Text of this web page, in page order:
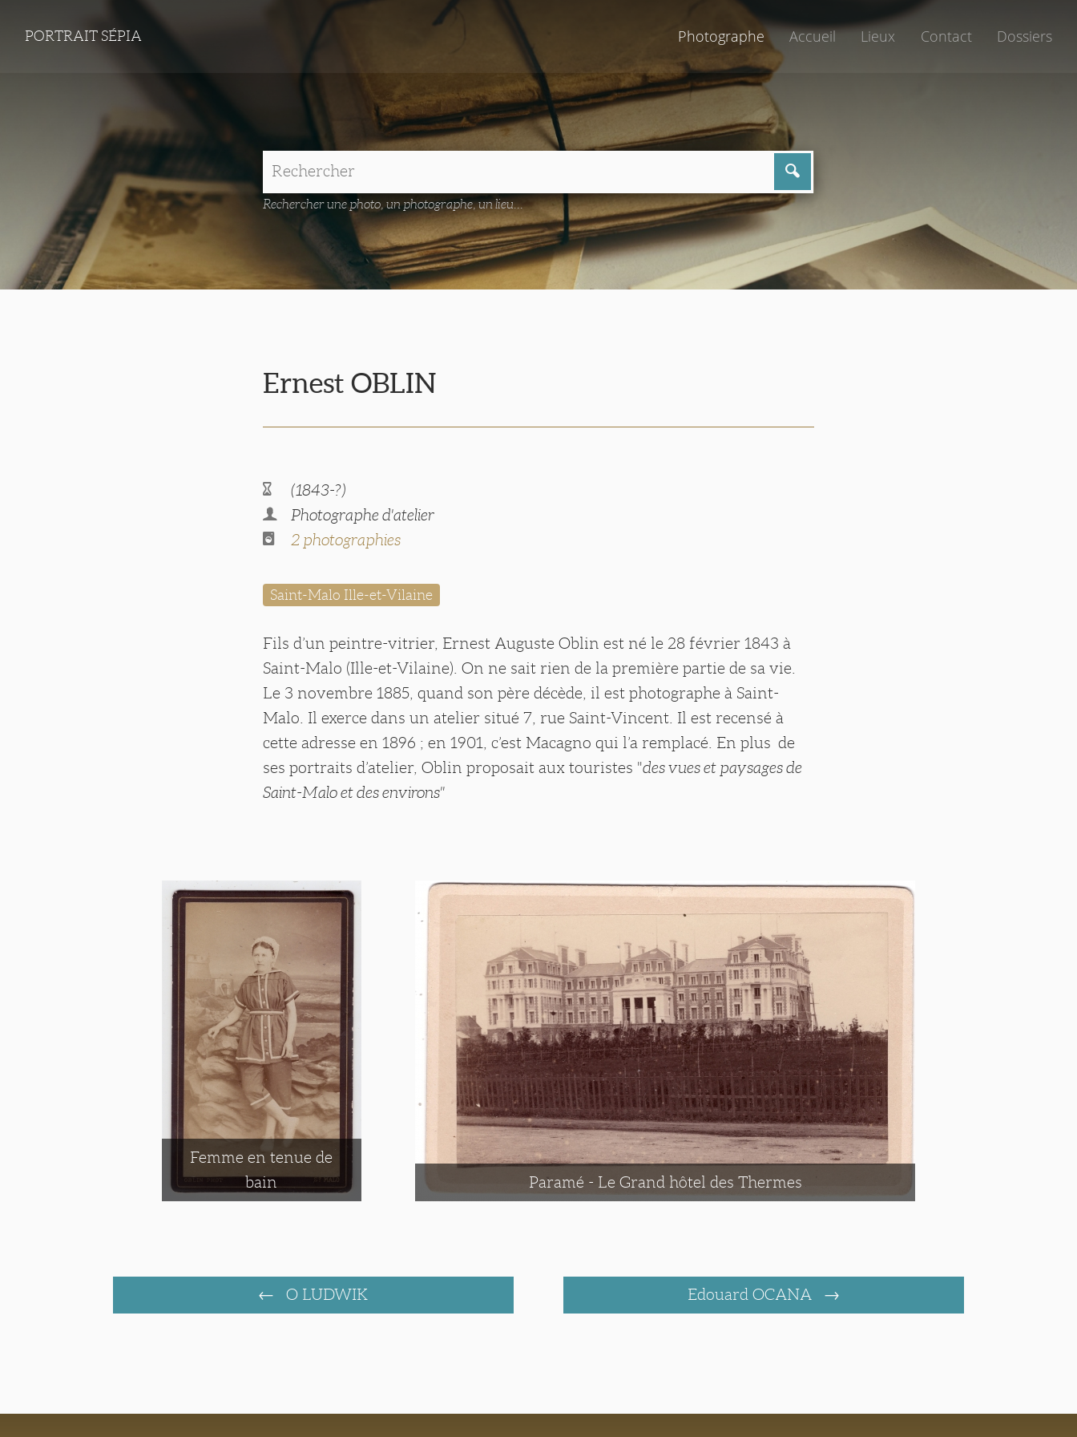
PORTRAIT SÉPIA Photographe Accueil Lieux Contact Dossiers
Rechercher une photo, un photographe, un lieu...
Ernest OBLIN
(1843-?)
Photographe d'atelier
2 photographies
Saint-Malo Ille-et-Vilaine
Fils d’un peintre-vitrier, Ernest Auguste Oblin est né le 28 février 1843 à
Saint-Malo (Ille-et-Vilaine). On ne sait rien de la première partie de sa vie.
Le 3 novembre 1885, quand son père décède, il est photographe à Saint-
Malo. Il exerce dans un atelier situé 7, rue Saint-Vincent. Il est recensé à
cette adresse en 1896 ; en 1901, c’est Macagno qui l’a remplacé. En plus de
ses portraits d’atelier, Oblin proposait aux touristes "des vues et paysages de
Saint-Malo et des environs"
Femme en tenue de
bain
Paramé - Le Grand hôtel des Thermes
O LUDWIK Edouard OCANA